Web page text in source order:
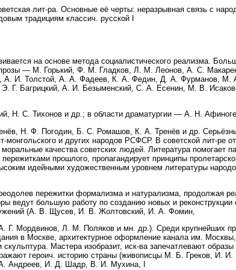
лит-ра. Основные её черты: неразрывная связь с
традициям классич. русской I
на основе метода социалистического реализма.
прозы — М. Горький, Ф. М. Гладков, Л. М. Леонов, А. С.
И. Толстой, А. А. Фадеев, К. А. Федин, Д. А. Фурманов, М.
Г. Багрицкий, А. И. Безыменский, С. А. Есенин, М. В.
Н. С. Тихонов и др.; в области драматургии — А. Н.
Н. Ф. Погодин, Б. С. Ромашов, К. А. Тренёв и др. Серьёзных
монгольского и других народов РСФСР. В советской лит-ре
качества советских людей. Литература помогает
прошлого, пропагандирует принципы
идейными художественным уровнем литературы
пережитки формализма и натурализма, продолжая
ведут большую работу по созданию новых и
(А. В. Щусев, И. В. Жолтовский, И. А. Фомин,
Г. Мордвинов, Л. М. Поляков и мн. др.). Среди крупнейших
в Москве, архитектурное оформление канала им.
Мастера изобразит, иск-ва запечатлевают
героич. историю страны (живописцы М. Б. Греков, И.
Андреев, И. Д. Шадр, В. И. Мухина, I